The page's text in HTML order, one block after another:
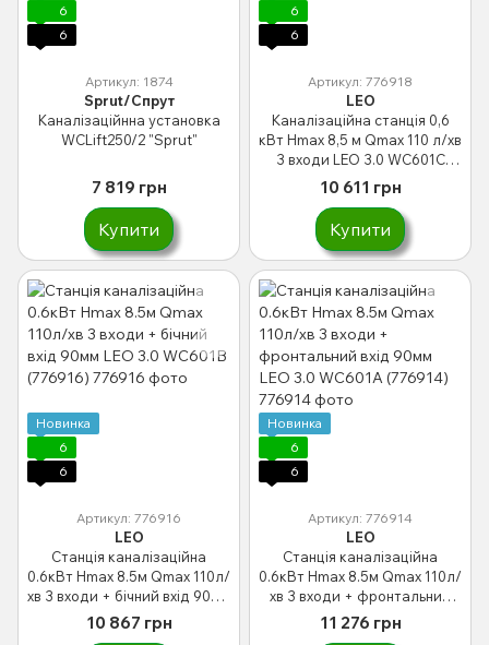
6
6
Артикул: 1874
Sprut/Спрут
Каналізаційнна установка
WCLift250/2 "Sprut"
7 819 грн
Купити
6
6
Артикул: 776918
LEO
Каналізаційна станція 0,6
кВт Hmax 8,5 м Qmax 110 л/хв
3 входи LEO 3.0 WC601C
(776918)
10 611 грн
Купити
Новинка
6
6
Артикул: 776916
LEO
Станція каналізаційна
0.6кВт Hmax 8.5м Qmax 110л/
хв 3 входи + бічний вхід 90мм
LEO 3.0 WC601В (776916)
10 867 грн
Новинка
6
6
Артикул: 776914
LEO
Станція каналізаційна
0.6кВт Hmax 8.5м Qmax 110л/
хв 3 входи + фронтальний
вхід 90мм LEO 3.0 WC601A
(776914)
11 276 грн